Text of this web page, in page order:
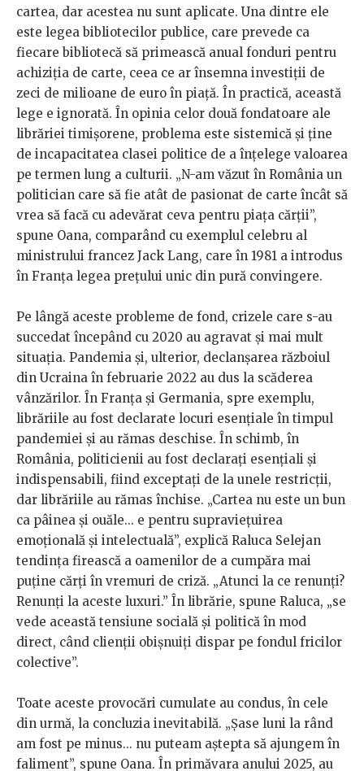
cartea, dar acestea nu sunt aplicate. Una dintre ele
este legea bibliotecilor publice, care prevede ca
fiecare bibliotecă să primească anual fonduri pentru
achiziția de carte, ceea ce ar însemna investiții de
zeci de milioane de euro în piață. În practică, această
lege e ignorată. În opinia celor două fondatoare ale
librăriei timișorene, problema este sistemică și ține
de incapacitatea clasei politice de a înțelege valoarea
pe termen lung a culturii. „N-am văzut în România un
politician care să fie atât de pasionat de carte încât să
vrea să facă cu adevărat ceva pentru piața cărții”,
spune Oana, comparând cu exemplul celebru al
ministrului francez Jack Lang, care în 1981 a introdus
în Franța legea prețului unic din pură convingere.
Pe lângă aceste probleme de fond, crizele care s-au
succedat începând cu 2020 au agravat și mai mult
situația. Pandemia și, ulterior, declanșarea războiul
din Ucraina în februarie 2022 au dus la scăderea
vânzărilor. În Franța și Germania, spre exemplu,
librăriile au fost declarate locuri esențiale în timpul
pandemiei și au rămas deschise. În schimb, în
România, politicienii au fost declarați esențiali și
indispensabili, fiind exceptați de la unele restricții,
dar librăriile au rămas închise. „Cartea nu este un bun
ca pâinea și ouăle... e pentru supraviețuirea
emoțională și intelectuală”, explică Raluca Selejan
tendința firească a oamenilor de a cumpăra mai
puține cărți în vremuri de criză. „Atunci la ce renunți?
Renunți la aceste luxuri.” În librărie, spune Raluca, „se
vede această tensiune socială și politică în mod
direct, când clienții obișnuiți dispar pe fondul fricilor
colective”.
Toate aceste provocări cumulate au condus, în cele
din urmă, la concluzia inevitabilă. „Șase luni la rând
am fost pe minus... nu puteam aștepta să ajungem în
faliment”, spune Oana. În primăvara anului 2025, au